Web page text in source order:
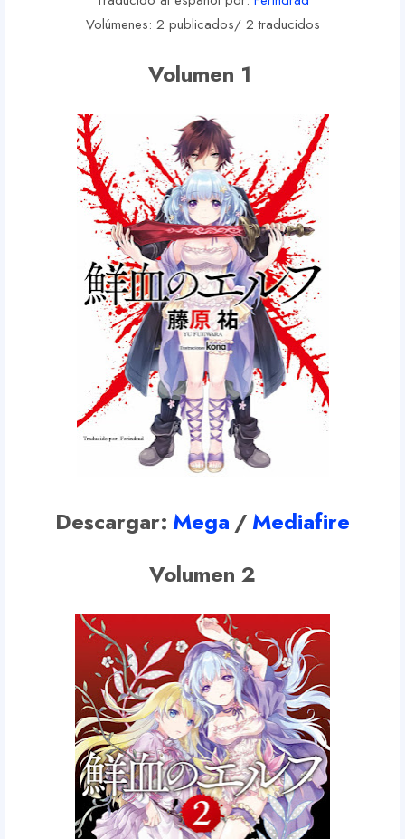
Volúmenes: 2 publicados/ 2 traducidos
Volumen 1
Descargar: Mega /Mediafire
Volumen 2